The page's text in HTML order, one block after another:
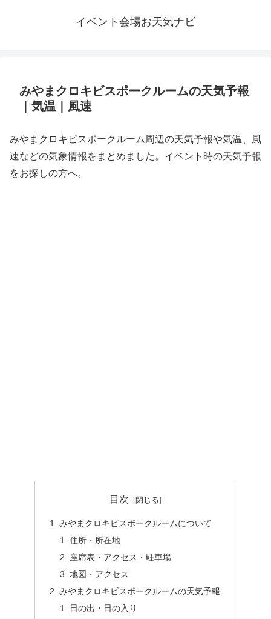
イベント会場お天気ナビ
みやまクロキビスポークルームの天気予報
｜気温｜風速
みやまクロキビスポークルーム周辺の天気予報や気温、風
速などの気象情報をまとめました。イベント時の天気予報
をお探しの方へ。
目次
みやまクロキビスポークルームについて
住所・所在地
座席表・アクセス・駐車場
地図・アクセス
みやまクロキビスポークルームの天気予報
日の出・日の入り